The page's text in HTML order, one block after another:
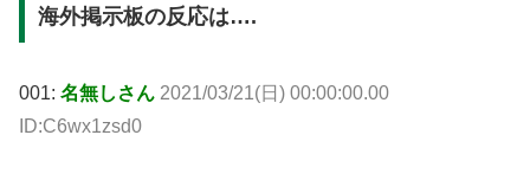
海外掲示板の反応は….
001: 名無しさん 2021/03/21(日) 00:00:00.00
ID:C6wx1zsd0